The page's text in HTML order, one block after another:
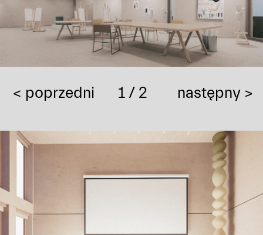
1 / 2
< poprzedni następny >